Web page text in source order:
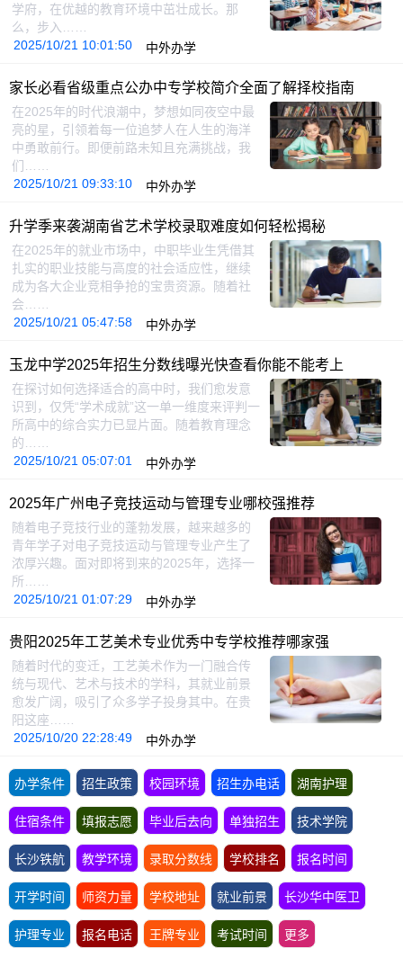
学府，在优越的教育环境中茁壮成长。那
么，步入……
2025/10/21 10:01:50
中外办学
家长必看省级重点公办中专学校简介全面了解择校指南
在2025年的时代浪潮中，梦想如同夜空中最
亮的星，引领着每一位追梦人在人生的海洋
中勇敢前行。即便前路未知且充满挑战，我
们……
2025/10/21 09:33:10
中外办学
升学季来袭湖南省艺术学校录取难度如何轻松揭秘
在2025年的就业市场中，中职毕业生凭借其
扎实的职业技能与高度的社会适应性，继续
成为各大企业竞相争抢的宝贵资源。随着社
会……
2025/10/21 05:47:58
中外办学
玉龙中学2025年招生分数线曝光快查看你能不能考上
在探讨如何选择适合的高中时，我们愈发意
识到，仅凭“学术成就”这一单一维度来评判一
所高中的综合实力已显片面。随着教育理念
的……
2025/10/21 05:07:01
中外办学
2025年广州电子竞技运动与管理专业哪校强推荐
随着电子竞技行业的蓬勃发展，越来越多的
青年学子对电子竞技运动与管理专业产生了
浓厚兴趣。面对即将到来的2025年，选择一
所……
2025/10/21 01:07:29
中外办学
贵阳2025年工艺美术专业优秀中专学校推荐哪家强
随着时代的变迁，工艺美术作为一门融合传
统与现代、艺术与技术的学科，其就业前景
愈发广阔，吸引了众多学子投身其中。在贵
阳这座……
2025/10/20 22:28:49
中外办学
办学条件 招生政策 校园环境 招生办电话 湖南护理
住宿条件 填报志愿 毕业后去向 单独招生 技术学院
长沙铁航 教学环境 录取分数线 学校排名 报名时间
开学时间 师资力量 学校地址 就业前景 长沙华中医卫
护理专业 报名电话 王牌专业 考试时间 更多